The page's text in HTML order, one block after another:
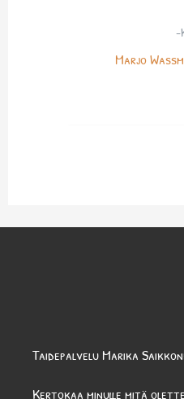
-
Marjo
Taidepalvelu Marika
Kertokaa minulle mitä